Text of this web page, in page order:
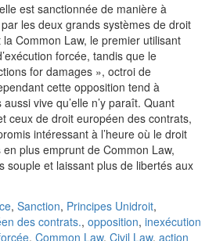
est sanctionnée de manière à
les deux grands systèmes de droit
Common Law, le premier utilisant
forcée, tandis que le
for damages », octroi de
cette opposition tend à
aussi vive qu’elle n’y paraît. Quant
ceux de droit européen des contrats,
intéressant à l’heure où le droit
plus emprunt de Common Law,
souple et laissant plus de libertés aux
, Sanction, Principes Unidroit,
des contrats., opposition, inexécution
, Common Law, Civil Law, action